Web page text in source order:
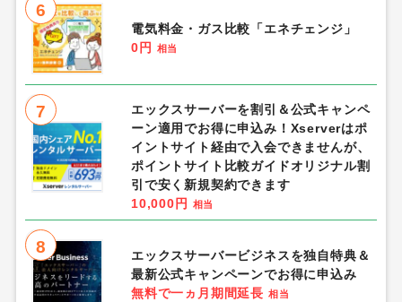
6
電気料金・ガス比較「エネチェンジ」
0円
相当
7
エックスサーバーを割引＆公式キャンペ
ーン適用でお得に申込み！Xserverはポ
イントサイト経由で入会できませんが、
ポイントサイト比較ガイドオリジナル割
引で安く新規契約できます
10,000円
相当
8
エックスサーバービジネスを独自特典＆
最新公式キャンペーンでお得に申込み
無料で一ヵ月期間延長 相当